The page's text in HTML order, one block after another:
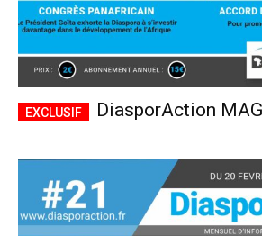
DiasporAction